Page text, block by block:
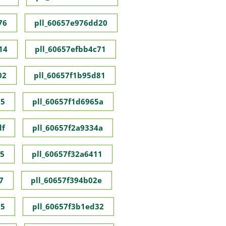
pll_60657e976dd20
pll_60657efbb4c71
pll_60657f1b95d81
pll_60657f1d6965a
pll_60657f2a9334a
pll_60657f32a6411
pll_60657f394b02e
pll_60657f3b1ed32